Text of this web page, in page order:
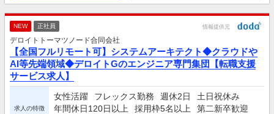
NEW 正社員 情報提供元
デロイトトーマツノード合同会社
【全国フルリモート可】システムアーキテクト◆クラウドや
AI等先端領域◆デロイトGのエンジニア専門集団【転職支援
サービス求人】
求人の特徴
女性活躍 フレックス勤務 週休2日
土日祝休み
年間休日120日以上
採用枠5名以上
第二新卒歓迎